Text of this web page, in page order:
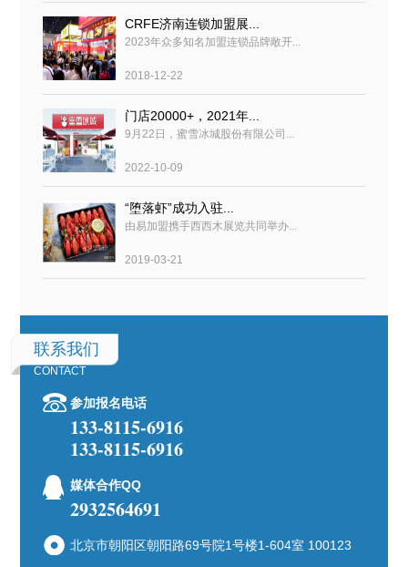
CRFE济南连锁加盟展...
2023年众多知名加盟连锁品牌敞开...
2018-12-22
门店20000+，2021年...
9月22日，蜜雪冰城股份有限公司...
2022-10-09
“堕落虾”成功入驻...
由易加盟携手西西木展览共同举办...
2019-03-21
联系我们
CONTACT
参加报名电话
133-8115-6916
133-8115-6916
媒体合作QQ
2932564691
北京市朝阳区朝阳路69号院1号楼1-604室 100123